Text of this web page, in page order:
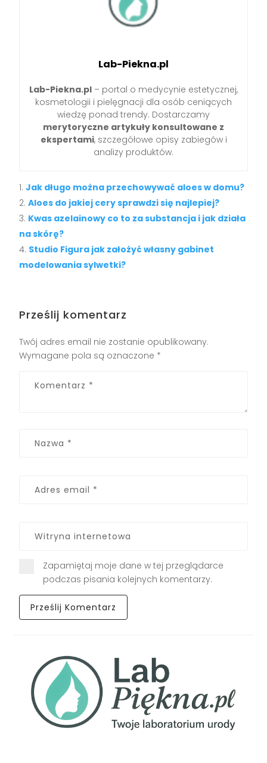
Lab-Piekna.pl
Lab-Piekna.pl – portal o medycynie estetycznej,
kosmetologii i pielęgnacji dla osób ceniących
wiedzę ponad trendy. Dostarczamy
merytoryczne artykuły konsultowane z
ekspertami, szczegółowe opisy zabiegów i
analizy produktów.
Jak długo można przechowywać aloes w domu?
Aloes do jakiej cery sprawdzi się najlepiej?
Kwas azelainowy co to za substancja i jak działa
na skórę?
Studio Figura jak założyć własny gabinet
modelowania sylwetki?
Prześlij komentarz
Twój adres email nie zostanie opublikowany.
Wymagane pola są oznaczone *
Zapamiętaj moje dane w tej przeglądarce
podczas pisania kolejnych komentarzy.